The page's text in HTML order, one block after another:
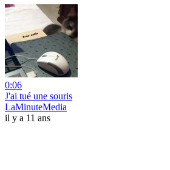
0:06
J'ai tué une souris
LaMinuteMedia
il y a 11 ans